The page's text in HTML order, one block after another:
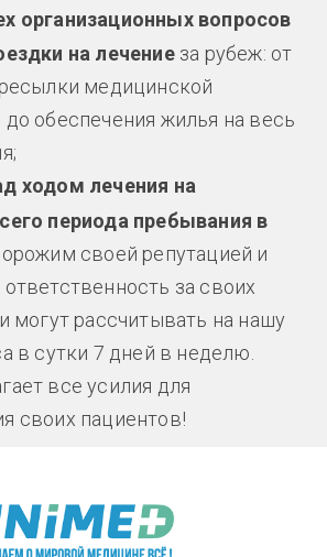
организационных вопросов
на лечение за рубеж: от
медицинской
обеспечения жилья на весь
ходом лечения на
периода пребывания в
своей репутацией и
за своих
могут рассчитывать на нашу
в сутки 7 дней в неделю.
все усилия для
своих пациентов!